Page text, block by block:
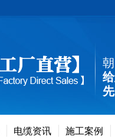
电缆资讯 施工案例